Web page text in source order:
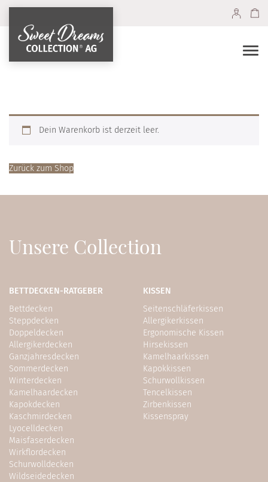
Dein Warenkorb ist derzeit leer.
Zurück zum Shop
Unsere Collection
BETTDECKEN-RATGEBER
Bettdecken
Steppdecken
Doppeldecken
Allergikerdecken
Ganzjahresdecken
Sommerdecken
Winterdecken
Kamelhaardecken
Kapokdecken
Kaschmirdecken
Lyocelldecken
Maisfaserdecken
Wirkflordecken
Schurwolldecken
Wildseidedecken
KISSEN
Seitenschläferkissen
Allergikerkissen
Ergonomische Kissen
Hirsekissen
Kamelhaarkissen
Kapokkissen
Schurwollkissen
Tencelkissen
Zirbenkissen
Kissenspray